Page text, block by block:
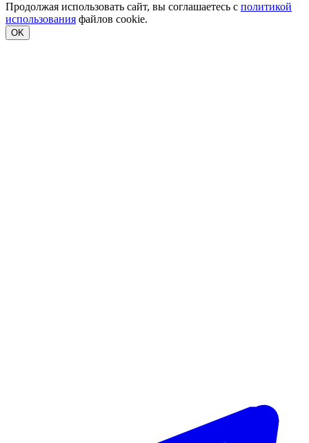
Продолжая использовать сайт, вы соглашаетесь с политикой
использования файлов cookie.
OK